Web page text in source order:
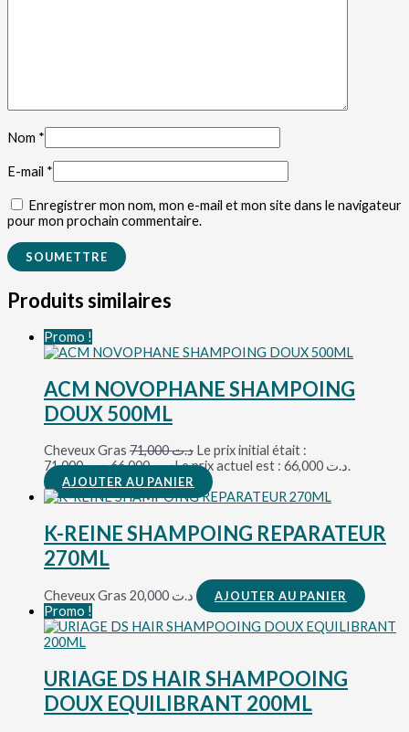
Nom *
E-mail *
Enregistrer mon nom, mon e-mail et mon site dans le navigateur
pour mon prochain commentaire.
Produits similaires
Promo !
ACM NOVOPHANE SHAMPOING
DOUX 500ML
Cheveux Gras د.ت71,000
Le prix initial était :
د.ت 71,000.
د.ت66,000 Le prix actuel est : د.ت 66,000.
AJOUTER AU PANIER
K-REINE SHAMPOING REPARATEUR
270ML
Cheveux Gras د.ت AJOUTER AU PANIER
Promo !
URIAGE DS HAIR SHAMPOOING
DOUX EQUILIBRANT 200ML